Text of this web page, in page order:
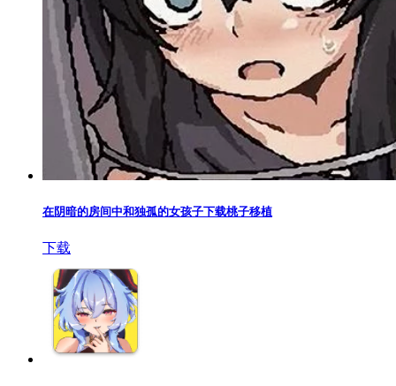
在阴暗的房间中和独孤的女孩子下载桃子移植
下载